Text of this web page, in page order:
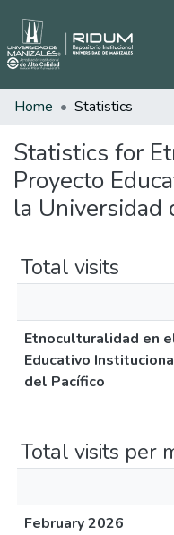
Home Statistics
Statistics for
Proyecto
la Universidad
Total visits
Etnoculturalidad en
Educativo
del Pacífico
Total visits per
February 2026